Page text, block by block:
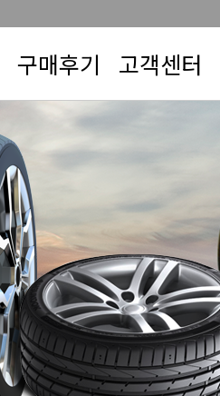
구매후기 고객센터